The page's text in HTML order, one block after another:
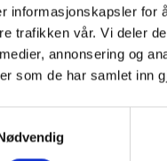
informasjonskapsler for
trafikken vår. Vi deler
annonsering og
som de har samlet inn
tur
av
en sjekk av det